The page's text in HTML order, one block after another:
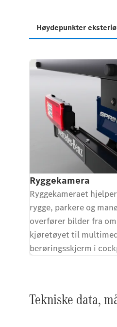
Høydepunkter
Ryggekamera
Ryggekameraet
rygge, parkere og
overfører bilder fra
kjøretøyet til
berøringsskjerm i
Tekniske data,